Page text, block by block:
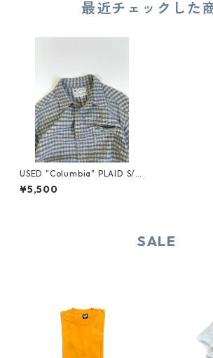
最近チェックした
USED "Columbia" PLAID S/S
SHIRT
¥5,500
SALE